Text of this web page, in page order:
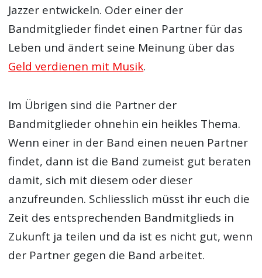
Jazzer entwickeln. Oder einer der
Bandmitglieder findet einen Partner für das
Leben und ändert seine Meinung über das
Geld verdienen mit Musik.
Im Übrigen sind die Partner der
Bandmitglieder ohnehin ein heikles Thema.
Wenn einer in der Band einen neuen Partner
findet, dann ist die Band zumeist gut beraten
damit, sich mit diesem oder dieser
anzufreunden. Schliesslich müsst ihr euch die
Zeit des entsprechenden Bandmitglieds in
Zukunft ja teilen und da ist es nicht gut, wenn
der Partner gegen die Band arbeitet.